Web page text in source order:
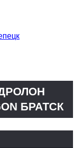
БРАТСК